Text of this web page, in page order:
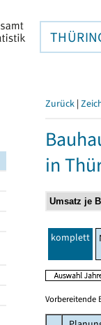
Zurück |
in
komplett
Vorbereitende